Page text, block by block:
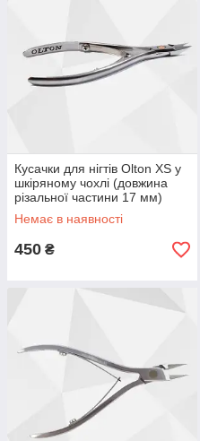
Кусачки для нігтів Olton ХS у
шкіряному чохлі (довжина
різальної частини 17 мм)
Немає в наявності
450 ₴